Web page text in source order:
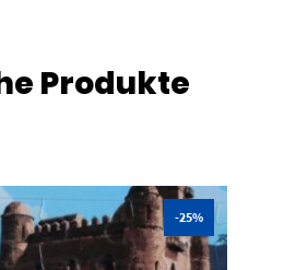
Produkte
-25%